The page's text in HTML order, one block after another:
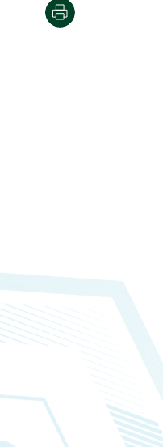
Print